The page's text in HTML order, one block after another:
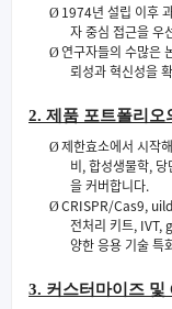
Ø 1974년 설립 이후
자 중심 접근을 우
Ø연구자들의 수많은
뢰성과 혁신성을
2. 제품 포트폴리오
Ø제한효소에서 시작
비,합성생물학, 당
을 커버합니다.
ØCRISPR/Cas9,
전처리 키트, IVT,
양한 응용 기술 특
3. 커스터마이즈 및